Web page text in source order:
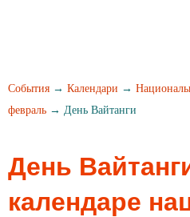
События → Календари →
февраль → День Вайтанги
День
календаре